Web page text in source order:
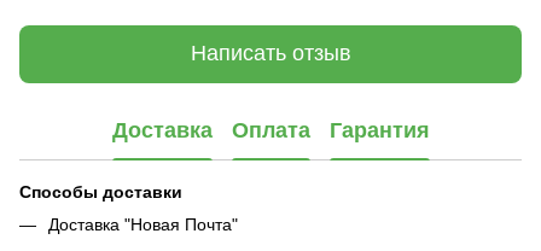
Написать отзыв
Доставка Оплата Гарантия
Способы доставки
Доставка "Новая Почта"